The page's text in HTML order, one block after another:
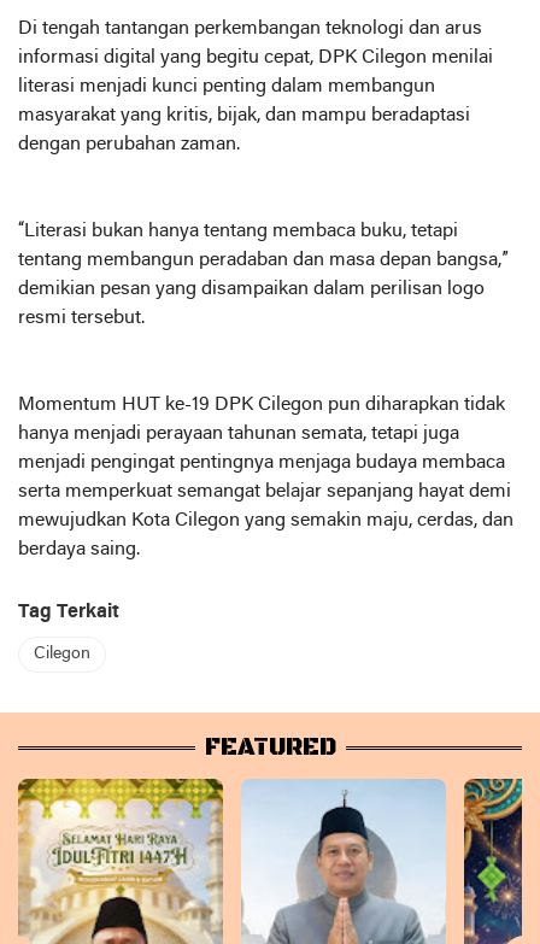
Di tengah tantangan perkembangan teknologi dan arus
informasi digital yang begitu cepat, DPK Cilegon menilai
literasi menjadi kunci penting dalam membangun
masyarakat yang kritis, bijak, dan mampu beradaptasi
dengan perubahan zaman.
“Literasi bukan hanya tentang membaca buku, tetapi
tentang membangun peradaban dan masa depan bangsa,”
demikian pesan yang disampaikan dalam perilisan logo
resmi tersebut.
Momentum HUT ke-19 DPK Cilegon pun diharapkan tidak
hanya menjadi perayaan tahunan semata, tetapi juga
menjadi pengingat pentingnya menjaga budaya membaca
serta memperkuat semangat belajar sepanjang hayat demi
mewujudkan Kota Cilegon yang semakin maju, cerdas, dan
berdaya saing.
Tag Terkait
Cilegon
FEATURED